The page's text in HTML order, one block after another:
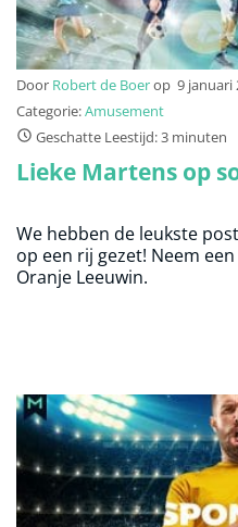
Door Robert de Boerop 9 januari
Categorie:Amusement
Geschatte Leestijd: 3 minuten
Lieke Martens op
We hebben de leukste
op een rij gezet! Neem
Oranje Leeuwin.